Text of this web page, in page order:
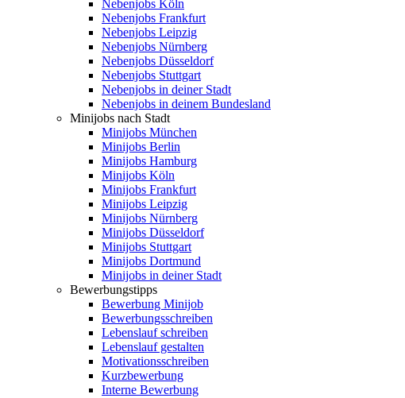
Nebenjobs Köln
Nebenjobs Frankfurt
Nebenjobs Leipzig
Nebenjobs Nürnberg
Nebenjobs Düsseldorf
Nebenjobs Stuttgart
Nebenjobs in deiner Stadt
Nebenjobs in deinem Bundesland
Minijobs nach Stadt
Minijobs München
Minijobs Berlin
Minijobs Hamburg
Minijobs Köln
Minijobs Frankfurt
Minijobs Leipzig
Minijobs Nürnberg
Minijobs Düsseldorf
Minijobs Stuttgart
Minijobs Dortmund
Minijobs in deiner Stadt
Bewerbungstipps
Bewerbung Minijob
Bewerbungsschreiben
Lebenslauf schreiben
Lebenslauf gestalten
Motivationsschreiben
Kurzbewerbung
Interne Bewerbung